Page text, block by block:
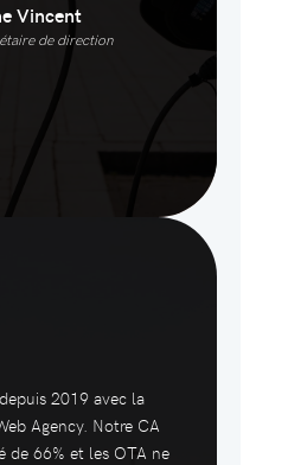
Vincent
de direction
2019 avec la
Agency. Notre CA
de 66% et les OTA ne